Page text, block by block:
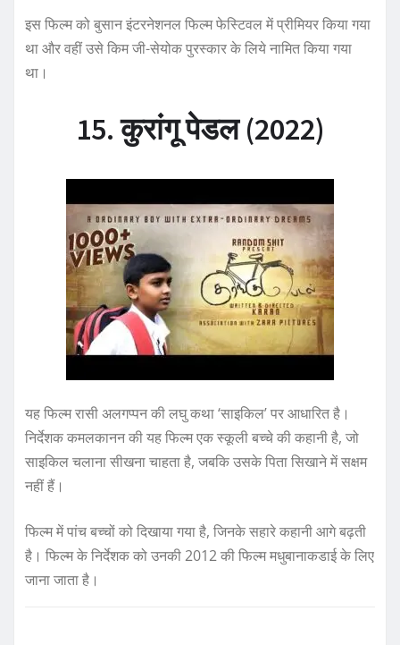
इस फिल्म को बुसान इंटरनेशनल फिल्म फेस्टिवल में प्रीमियर किया गया
था और वहीं उसे किम जी-सेयोक पुरस्कार के लिये नामित किया गया
था।
15. कुरांगू पेडल (2022)
यह फिल्म रासी अलगप्पन की लघु कथा ‘साइकिल’ पर आधारित है।
निर्देशक कमलकानन की यह फिल्म एक स्कूली बच्चे की कहानी है, जो
साइकिल चलाना सीखना चाहता है, जबकि उसके पिता सिखाने में सक्षम
नहीं हैं।
फिल्म में पांच बच्चों को दिखाया गया है, जिनके सहारे कहानी आगे बढ़ती
है। फिल्म के निर्देशक को उनकी 2012 की फिल्म मधुबानाकडाई के लिए
जाना जाता है।